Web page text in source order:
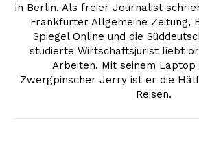
in Berlin. Als freier Journalist
Frankfurter Allgemeine Zeitung,
Spiegel Online und die
studierte Wirtschaftsjurist liebt
Arbeiten. Mit seinem Laptop
Zwergpinscher Jerry ist er die
Reisen.